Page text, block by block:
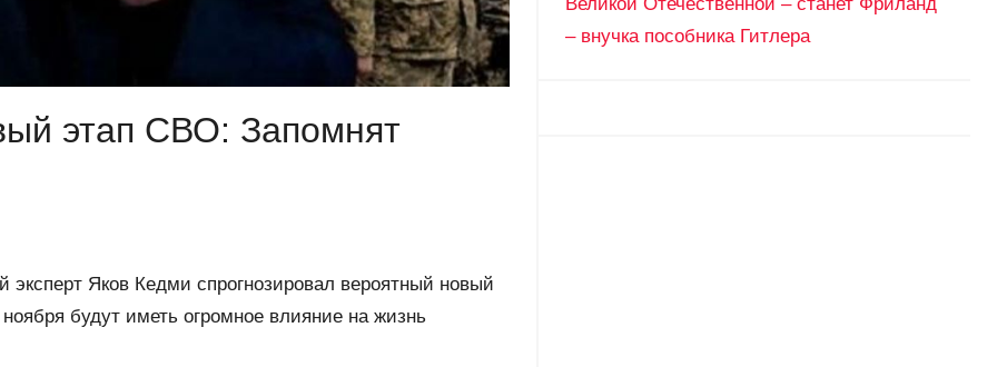
этап СВО: Запомнят
Яков Кедми спрогнозировал вероятный новый
будут иметь огромное влияние на жизнь
– внучка пособника Гитлера